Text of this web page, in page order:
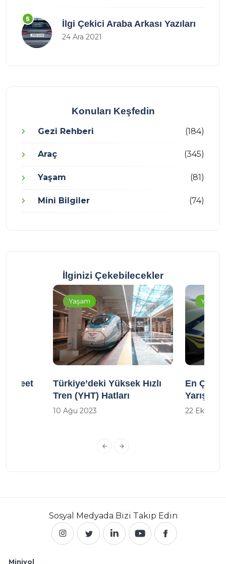
5 İlgi Çekici Araba Arkası Yazıları
24 Ara 2021
Konuları Keşfedin
Gezi Rehberi (184)
Araç (345)
Yaşam (81)
Mini Bilgiler (74)
İlginizi Çekebilecekler
Street
Yaşam
Türkiye’deki Yüksek Hızlı
Tren (YHT) Hatları
10 Ağu 2023
Yaşam
En Çok
Yarışı
22 Eki 2022
Sosyal Medyada Bizi Takip Edin
Miniyol